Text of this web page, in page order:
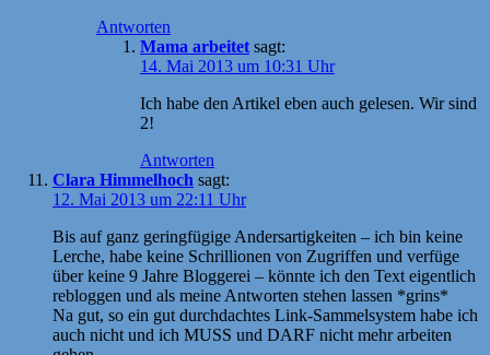
Antworten
Mama arbeitet sagt:
14. Mai 2013 um 10:31 Uhr
Ich habe den Artikel eben auch gelesen. Wir sind
2!
Antworten
Clara Himmelhoch sagt:
12. Mai 2013 um 22:11 Uhr
Bis auf ganz geringfügige Andersartigkeiten – ich bin keine
Lerche, habe keine Schrillionen von Zugriffen und verfüge
über keine 9 Jahre Bloggerei – könnte ich den Text eigentlich
rebloggen und als meine Antworten stehen lassen *grins*
Na gut, so ein gut durchdachtes Link-Sammelsystem habe ich
auch nicht und ich MUSS und DARF nicht mehr arbeiten